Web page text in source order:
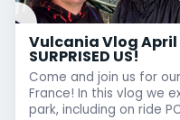
Vulcania Vlog April
SURPRISED US!
Come and join us for
France! In this vlog we
park, including on ride